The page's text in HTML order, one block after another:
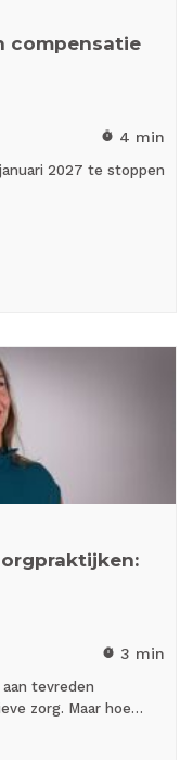
compensatie
timer 4 min
2027 te stoppen
timer 3 min
tevreden
zorg. Maar hoe…